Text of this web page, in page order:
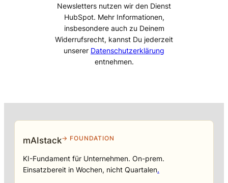
Newsletters nutzen wir den Dienst
HubSpot. Mehr Informationen,
insbesondere auch zu Deinem
Widerrufsrecht, kannst Du jederzeit
unserer Datenschutzerklärung
entnehmen.
mAIstack→ FOUNDATION
KI-Fundament für Unternehmen. On-prem.
Einsatzbereit in Wochen, nicht Quartalen.